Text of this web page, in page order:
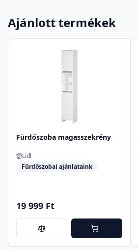
Ajánlott termékek
Fürdőszoba magasszekrény
Lidl
Fürdőszobai ajánlataink
19 999 Ft